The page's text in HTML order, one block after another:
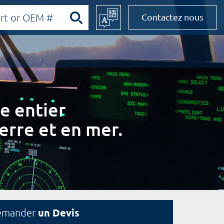
Contactez nous
entier
et en mer.
un Devis